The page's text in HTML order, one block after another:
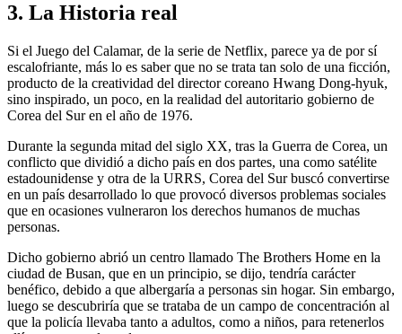
3. La Historia real
Si el Juego del Calamar, de la serie de Netflix, parece ya de por sí
escalofriante, más lo es saber que no se trata tan solo de una ficción,
producto de la creatividad del director coreano Hwang Dong-hyuk,
sino inspirado, un poco, en la realidad del autoritario gobierno de
Corea del Sur en el año de 1976.
Durante la segunda mitad del siglo XX, tras la Guerra de Corea, un
conflicto que dividió a dicho país en dos partes, una como satélite
estadounidense y otra de la URRS, Corea del Sur buscó convertirse
en un país desarrollado lo que provocó diversos problemas sociales
que en ocasiones vulneraron los derechos humanos de muchas
personas.
Dicho gobierno abrió un centro llamado The Brothers Home en la
ciudad de Busan, que en un principio, se dijo, tendría carácter
benéfico, debido a que albergaría a personas sin hogar. Sin embargo,
luego se descubriría que se trataba de un campo de concentración al
que la policía llevaba tanto a adultos, como a niños, para retenerlos